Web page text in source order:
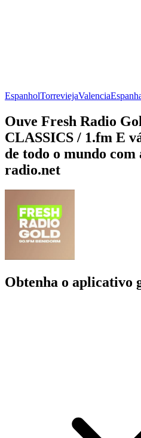
EspanholTorreviejaValencia
Ouve Fresh Radio
CLASSICS / 1.fm E
de todo o mundo com
radio.net
Obtenha o aplicativo